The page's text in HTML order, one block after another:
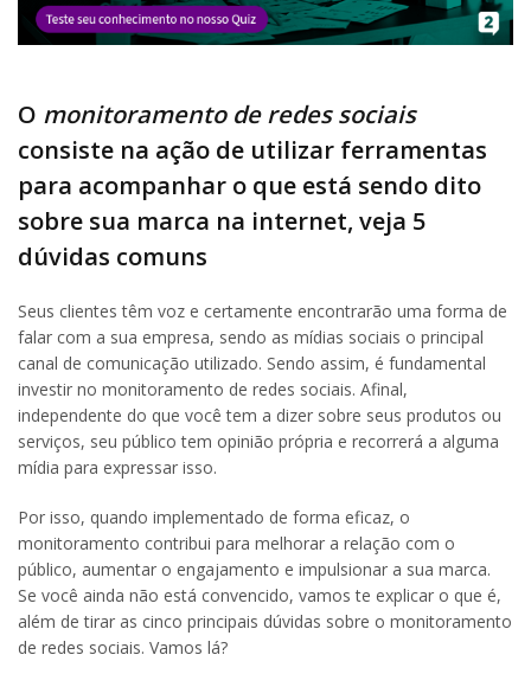
O monitoramento de redes sociais
consiste na ação de utilizar ferramentas
para acompanhar o que está sendo dito
sobre sua marca na internet, veja 5
dúvidas comuns
Seus clientes têm voz e certamente encontrarão uma forma de
falar com a sua empresa, sendo as mídias sociais o principal
canal de comunicação utilizado. Sendo assim, é fundamental
investir no monitoramento de redes sociais. Afinal,
independente do que você tem a dizer sobre seus produtos ou
serviços, seu público tem opinião própria e recorrerá a alguma
mídia para expressar isso.
Por isso, quando implementado de forma eficaz, o
monitoramento contribui para melhorar a relação com o
público, aumentar o engajamento e impulsionar a sua marca.
Se você ainda não está convencido, vamos te explicar o que é,
além de tirar as cinco principais dúvidas sobre o monitoramento
de redes sociais. Vamos lá?